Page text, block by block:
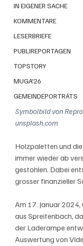
IN EIGENER SACHE
KOMMENTARE
LESERBRIEFE
PUBLIREPORTAGEN
TOPSTORY
MUGA'26
GEMEINDEPORTRÄTS
Symbolbild von
unsplash.com
Holzpaletten und
immer wieder ab
gestohlen. Dabei
grosser finanzieller
Am 17. Januar
aus Spreitenbach,
der Laderampe
Auswertung von